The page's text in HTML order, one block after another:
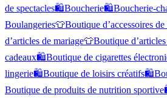
de spectacles🛍️Boucherie🛍️Boucherie-
Boulangeries👕Boutique d’accessoires
d’articles de mariage👕Boutique
cadeaux🛍️Boutique de cigarettes
lingerie🛍️Boutique de loisirs créatifs🛍️
Boutique de produits de nutrition sportive